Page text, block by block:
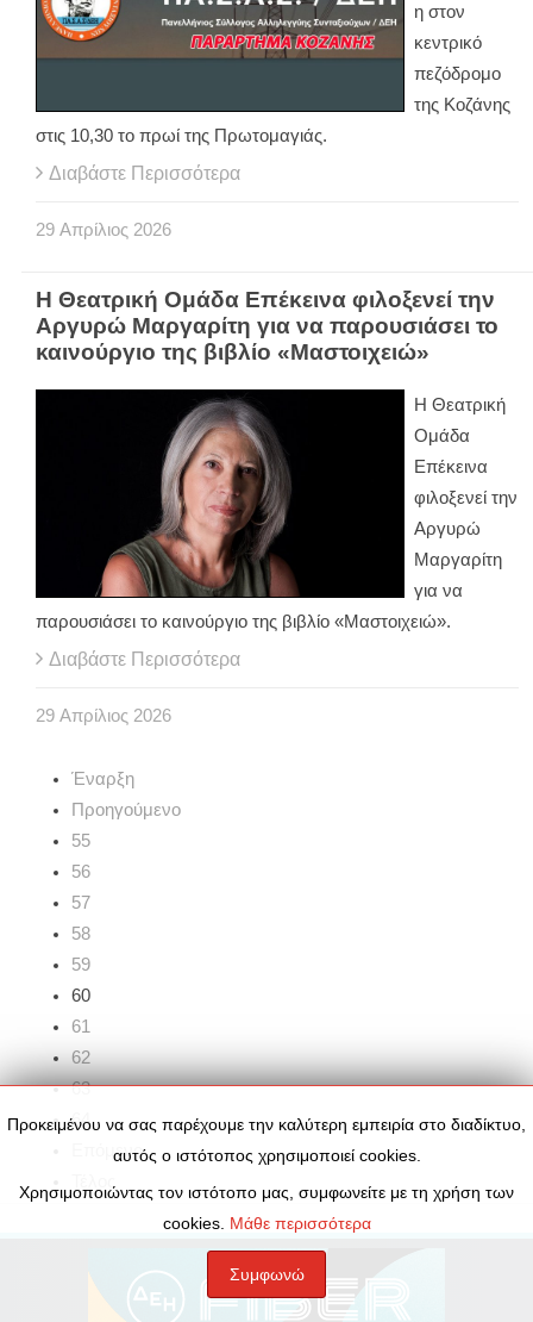
η στον
κεντρικό
πεζόδρομο
της Κοζάνης
στις 10,30 το πρωί της Πρωτομαγιάς.
Διαβάστε Περισσότερα
29 Απρίλιος 2026
Η Θεατρική Ομάδα Επέκεινα φιλοξενεί την
Αργυρώ Μαργαρίτη για να παρουσιάσει το
καινούργιο της βιβλίο «Μαστοιχειώ»
Η Θεατρική
Ομάδα
Επέκεινα
φιλοξενεί την
Αργυρώ
Μαργαρίτη
για να
παρουσιάσει το καινούργιο της βιβλίο «Μαστοιχειώ».
Διαβάστε Περισσότερα
29 Απρίλιος 2026
Έναρξη
Προηγούμενο
55
56
57
58
59
60
61
62
63
64
Επόμενο
Προκειμένου να σας παρέχουμε την καλύτερη εμπειρία στο διαδίκτυο,
αυτός ο ιστότοπος χρησιμοποιεί cookies.
Χρησιμοποιώντας τον ιστότοπο μας, συμφωνείτε με τη χρήση των
cookies. Μάθε περισσότερα
Συμφωνώ